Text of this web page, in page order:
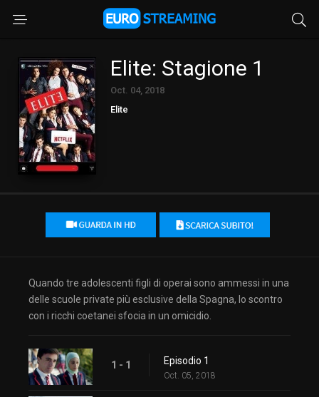
Elite: Stagione 1
Oct. 04, 2018
Elite
Quando tre adolescenti figli di operai sono ammessi in una
delle scuole private più esclusive della Spagna, lo scontro
con i ricchi coetanei sfocia in un omicidio.
1 - 1 Episodio 1
Oct. 05, 2018